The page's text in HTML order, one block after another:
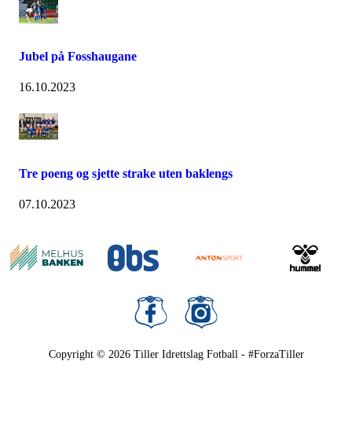
Jubel på Fosshaugane
16.10.2023
Tre poeng og sjette strake uten baklengs
07.10.2023
Copyright © 2026 Tiller Idrettslag Fotball - #ForzaTiller